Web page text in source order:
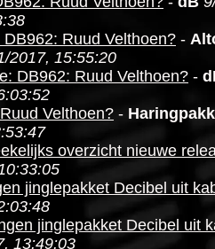
DB962: Ruud Velthoen? -
2017, 15:55:20
DB962: Ruud Velthoen? -
Velthoen? -
overzicht nieuwe
jinglepakket Decibel uit
jinglepakket Decibel uit
13:49:03